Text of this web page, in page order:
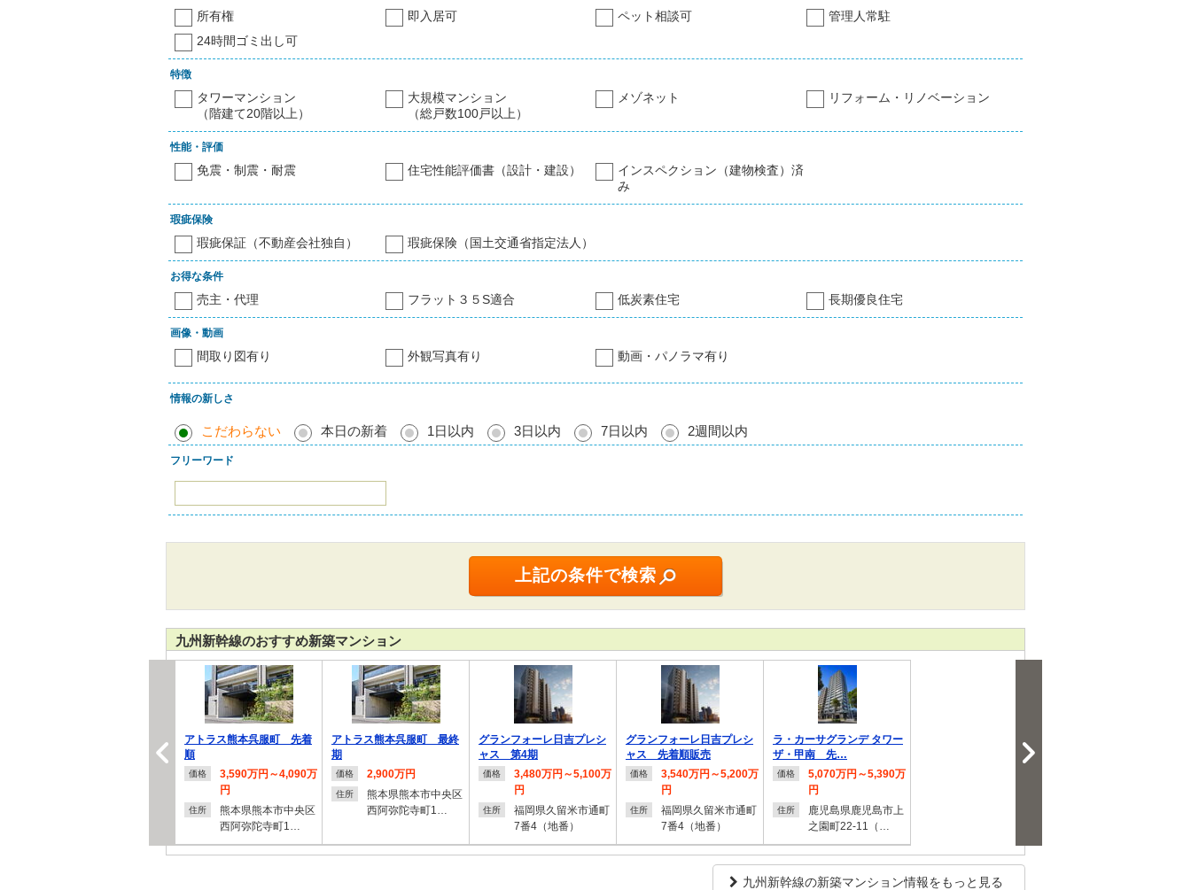
所有権 即入居可 ペット相談可
管理人常駐
24時間ゴミ出し可
特徴
タワーマンション
（階建て20階以上）
大規模マンション
（総戸数100戸以上）
メゾネット リフォーム・リノベーション
性能・評価
免震・制震・耐震 住宅性能評価書（設計・建設）
インスペクション（建物検査）済
み
瑕疵保険
瑕疵保証（不動産会社独自） 瑕疵保険（国土交通省指定法人）
お得な条件
売主・代理 フラット３５S適合 低炭素住宅 長期優良住宅
画像・動画
間取り図有り 外観写真有り 動画・パノラマ有り
情報の新しさ
こだわらない 本日の新着 1日以内 3日以内 7日以内 2週間以内
フリーワード
九州新幹線のおすすめ新築マンション
アトラス熊本呉服町 先着
順
価格
3,590万円～4,090万
円
住所
熊本県熊本市中央区
西阿弥陀寺町1…
アトラス熊本呉服町 最終
期
価格 2,900万円
住所
熊本県熊本市中央区
西阿弥陀寺町1…
グランフォーレ日吉プレシ
ャス 第4期
価格
3,480万円～5,100万
円
住所
福岡県久留米市通町
7番4（地番）
グランフォーレ日吉プレシ
ャス 先着順販売
価格
3,540万円～5,200万
円
住所
福岡県久留米市通町
7番4（地番）
ラ・カーサグランデ タワー
ザ・甲南 先…
価格
5,070万円～5,390万
円
住所
鹿児島県鹿児島市上
之園町22-11（…
九州新幹線の新築マンション情報をもっと見る